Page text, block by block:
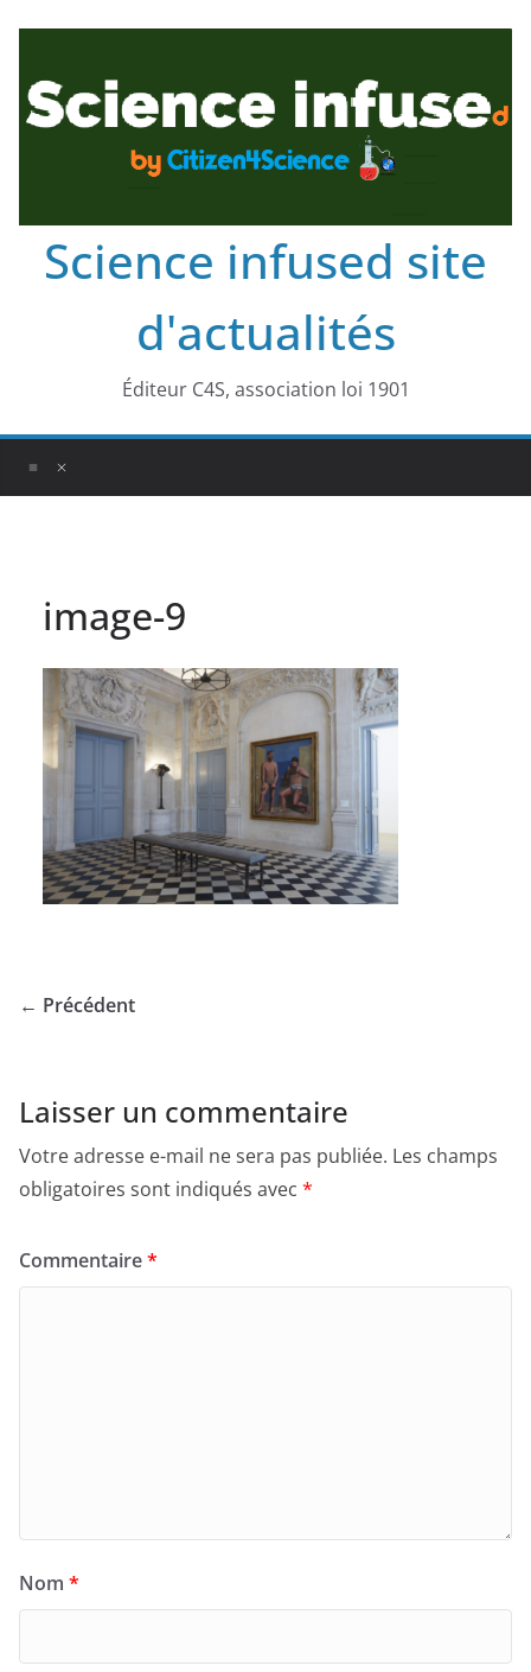
Science infused site
d'actualités
Éditeur C4S, association loi 1901
image-9
← Précédent
Laisser un commentaire
Votre adresse e-mail ne sera pas publiée. Les champs
obligatoires sont indiqués avec *
Commentaire*
Nom *